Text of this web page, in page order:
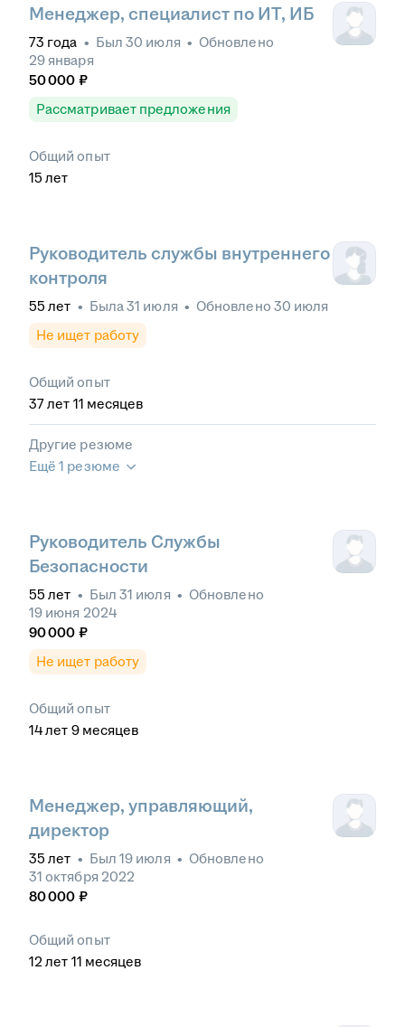
Менеджер, специалист по ИТ, ИБ
73 года • Был 30 июля • Обновлено
29 января
50 000 ₽
Рассматривает предложения
Общий опыт
15 лет
Руководитель службы внутреннего
контроля
55 лет • Была31 июля • Обновлено 30 июля
Не ищет работу
Общий опыт
37лет 11 месяцев
Другие резюме
Ещё 1 резюме
Руководитель Службы
Безопасности
55 лет • Был 31 июля • Обновлено
19 июня 2024
90 000 ₽
Не ищет работу
Общий опыт
14лет 9 месяцев
Менеджер, управляющий,
директор
35 лет • Был 19 июля • Обновлено
31 октября 2022
80 000 ₽
Общий опыт
12 лет 11 месяцев